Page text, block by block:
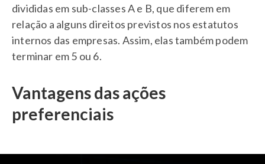
divididas em sub-classes A e B, que diferem em
relação a alguns direitos previstos nos estatutos
internos das empresas. Assim, elas também podem
terminar em 5 ou 6.
Vantagens das ações
preferenciais